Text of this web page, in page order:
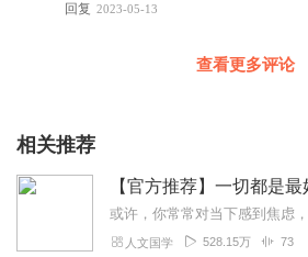
回复 2023-05-13
查看更多评论
相关推荐
人文国学 528.15万 73